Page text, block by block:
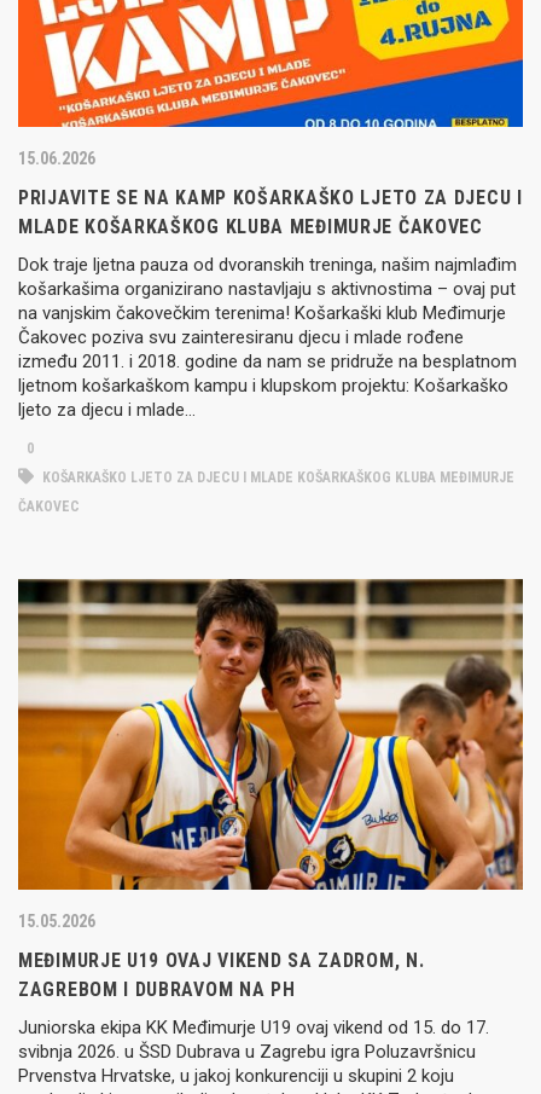
15.06.2026
PRIJAVITE SE NA KAMP KOŠARKAŠKO LJETO ZA DJECU I
MLADE KOŠARKAŠKOG KLUBA MEĐIMURJE ČAKOVEC
Dok traje ljetna pauza od dvoranskih treninga, našim najmlađim
košarkašima organizirano nastavljaju s aktivnostima – ovaj put
na vanjskim čakovečkim terenima! Košarkaški klub Međimurje
Čakovec poziva svu zainteresiranu djecu i mlade rođene
između 2011. i 2018. godine da nam se pridruže na besplatnom
ljetnom košarkaškom kampu i klupskom projektu: Košarkaško
ljeto za djecu i mlade…
0
KOŠARKAŠKO LJETO ZA DJECU I MLADE KOŠARKAŠKOG KLUBA MEĐIMURJE
ČAKOVEC
15.05.2026
MEĐIMURJE U19 OVAJ VIKEND SA ZADROM, N.
ZAGREBOM I DUBRAVOM NA PH
Juniorska ekipa KK Međimurje U19 ovaj vikend od 15. do 17.
svibnja 2026. u ŠSD Dubrava u Zagrebu igra Poluzavršnicu
Prvenstva Hrvatske, u jakoj konkurenciji u skupini 2 koju